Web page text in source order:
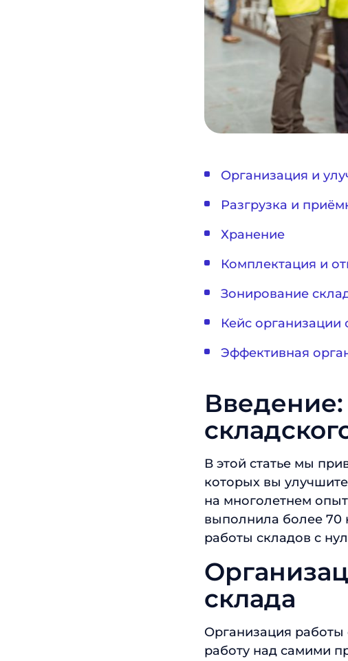
Организация и
Разгрузка и
Хранение
Комплектация и
Зонирование
Кейс организации
Эффективная
В этой статье мы
которых вы
на многолетнем
выполнила более 70
работы складов с
склада
Организация работы
работу над самими